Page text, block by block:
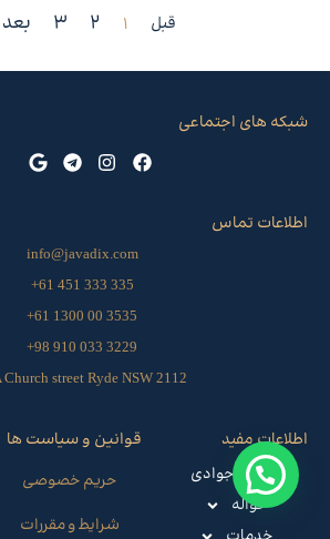
قبل 1
2
3
اطلاعات مفید
صرافی جوادی
حواله
قوانین و سیاست ها
حریم خصوصی
شرایط و مقررات
اطلاعات تماس
info@javadix.com
335 333 451 61+
3535 00 1300 61+
3229 033 910 98+
Church street Ryde NSW 2112
شبکه های اجتماعی